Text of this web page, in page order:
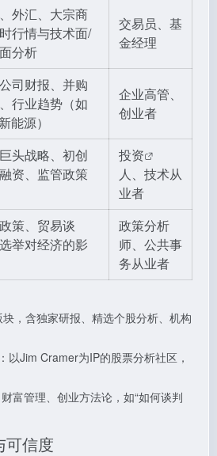
外汇、大宗商
行情与技术面/
分析
交易员、基
金经理
司财报、并购
行业趋势（如
能源）
企业高管、
创业者
头战略、初创
资、监管政策
投资
人、技术从
业者
策、贸易谈
举对经济的影
政策分析
师、公共事
务从业者
块，含独家研报、精选个股分析、机构
：以Jim Cramer为IP的股票分析社区，
财富管理、创业方法论，如“如何谈判
可信度